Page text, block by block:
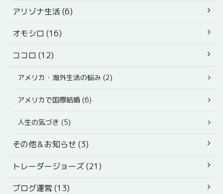
アリゾナ生活 (6)
オモシロ (16)
ココロ (12)
アメリカ・海外生活の悩み (2)
アメリカで国際結婚 (6)
人生の気づき (5)
その他＆お知らせ (3)
トレーダージョーズ (21)
ブログ運営 (13)